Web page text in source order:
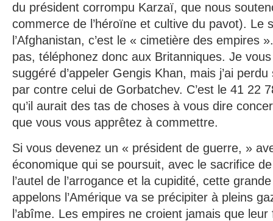
du président corrompu Karzaï, que nous
commerce de l’héroïne et cultive du pavot). Le
l’Afghanistan, c’est le « cimetière des empires
pas, téléphonez donc aux Britanniques. Je
suggéré d’appeler Gengis Khan, mais j’ai
par contre celui de Gorbatchev. C’est le 41 22
qu’il aurait des tas de choses à vous dire
que vous vous apprêtez à commettre.
Si vous devenez un « président de guerre, »
économique qui se poursuit, avec le sacrifice
l’autel de l’arrogance et la cupidité, cette
appelons l’Amérique va se précipiter à pleins
l’abîme. Les empires ne croient jamais que leur